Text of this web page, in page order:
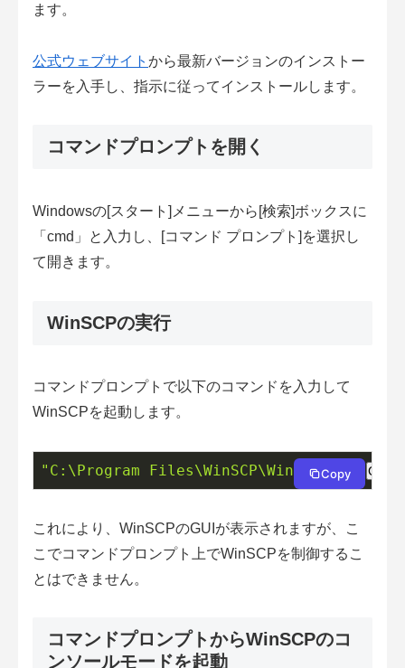
ます。
公式ウェブサイト から最新バージョンのインストー
ラーを入手し、指示に従ってインストールします。
コマンドプロンプトを開く
Windowsの[スタート]メニューから[検索]ボックスに
「cmd」と入力し、[コマンド プロンプト]を選択し
て開きます。
WinSCPの実行
コマンドプロンプトで以下のコマンドを入力して
WinSCPを起動します。
"C:\Program Files\WinSCP\WinSCP.exe" Copy
Copy
これにより、WinSCPのGUIが表示されますが、こ
こでコマンドプロンプト上でWinSCPを制御するこ
とはできません。
コマンドプロンプトからWinSCPのコ
ンソールモードを起動